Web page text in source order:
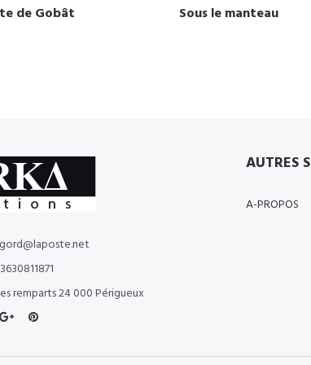
de Gobât Sous le manteau
remparts 24 000 Périgueux
AUTRES
A-PROPOS